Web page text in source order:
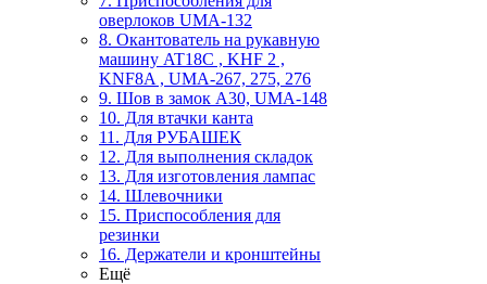
оверлоков UMA-132
8. Окантователь на рукавную
машину AT18C , KHF 2 ,
KNF8A , UMA-267, 275, 276
9. Шов в замок А30, UMA-148
10. Для втачки канта
11. Для РУБАШЕК
12. Для выполнения складок
13. Для изготовления лампас
14. Шлевочники
15. Приспособления для
резинки
16. Держатели и кронштейны
Ещё